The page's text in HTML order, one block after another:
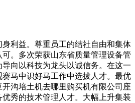
利益。尊重员工的结社自由和集体
。多次荣获山东省质量管理设备管
向以科技为龙头以诚信务。在这一
马中识好马工作中选拔人才。最优
沟培土机去哪里购买机有限公司座
秀的技术管理人才。大幅上升集装